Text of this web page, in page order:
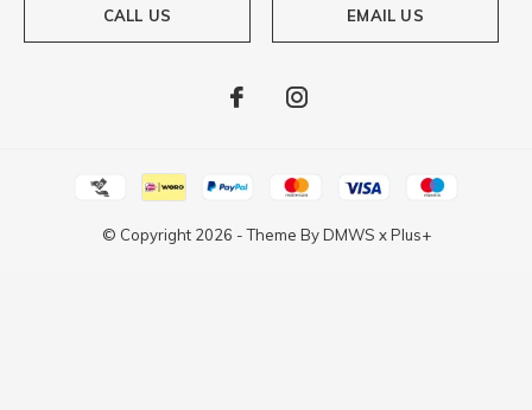
CALL US EMAIL US
© Copyright 2026 - Theme ByDMWS xPlus+